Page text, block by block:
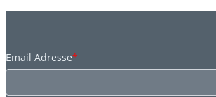
Email Adresse*